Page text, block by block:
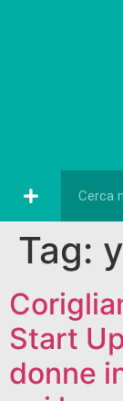
Tag:
Start
donne